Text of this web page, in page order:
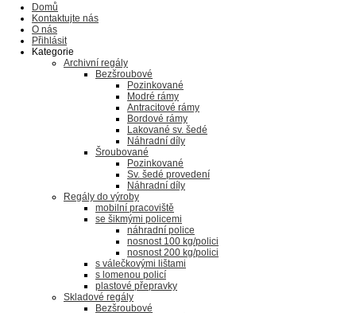
Domů
Kontaktujte nás
O nás
Přihlásit
Kategorie
Archivní regály
Bezšroubové
Pozinkované
Modré rámy
Antracitové rámy
Bordové rámy
Lakované sv. šedé
Náhradní díly
Šroubované
Pozinkované
Sv. šedé provedení
Náhradní díly
Regály do výroby
mobilní pracoviště
se šikmými policemi
náhradní police
nosnost 100 kg/polici
nosnost 200 kg/polici
s válečkovými lištami
s lomenou policí
plastové přepravky
Skladové regály
Bezšroubové